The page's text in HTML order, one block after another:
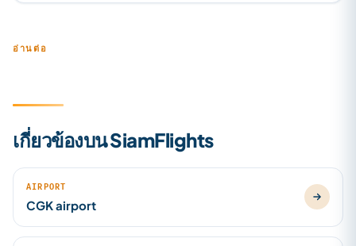
อ่านต่อ
เกี่ยวข้องบน SiamFlights
AIRPORT
CGK airport